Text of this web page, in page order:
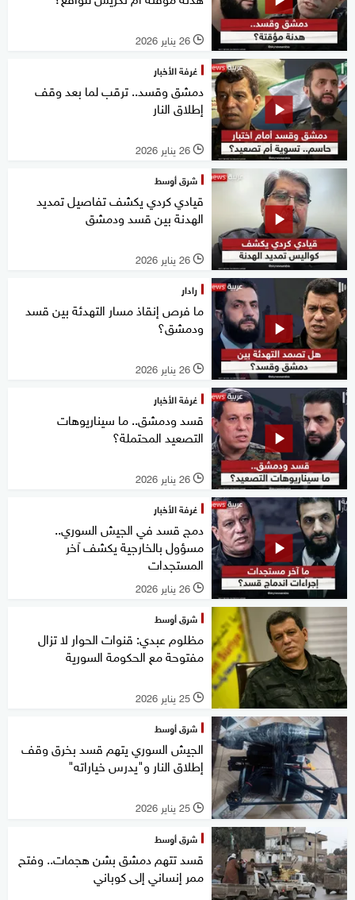
l 26 يناير 2026
غرفة الأخبار
دمشق وقسد.. ترقب لما بعد وقف
إطلاق النار
l 26 يناير 2026
شرق أوسط
قيادي كردي يكشف تفاصيل تمديد
الهدنة بين قسد ودمشق
l 26 يناير 2026
رادار
ما فرص إنقاذ مسار التهدئة بين قسد
ودمشق؟
l 26 يناير 2026
غرفة الأخبار
قسد ودمشق.. ما سيناريوهات
التصعيد المحتملة؟
l 26 يناير 2026
غرفة الأخبار
دمج قسد في الجيش السوري..
مسؤول بالخارجية يكشف آخر
المستجدات
l 26 يناير 2026
شرق أوسط
مظلوم عبدي: قنوات الحوار لا تزال
مفتوحة مع الحكومة السورية
l 25 يناير 2026
شرق أوسط
الجيش السوري يتهم قسد بخرق وقف
إطلاق النار و"يدرس خياراته"
l 25 يناير 2026
شرق أوسط
قسد تتهم دمشق بشن هجمات.. وفتح
ممر إنساني إلى كوباني